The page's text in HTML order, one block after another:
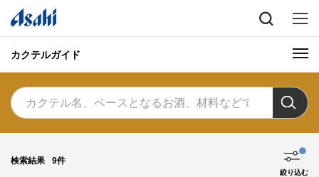
カクテルガイド
検索結果 9件
絞り込む